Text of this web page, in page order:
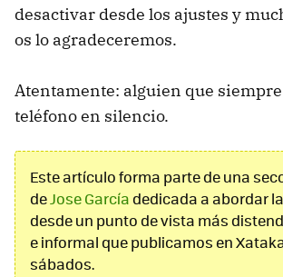
desactivar desde los ajustes y
os lo agradeceremos.
Atentamente: alguien que
teléfono en silencio.
Este artículo forma parte de una
deJose Garcíadedicada a abordar
desde un punto de vista más
e informal que publicamos en
sábados.